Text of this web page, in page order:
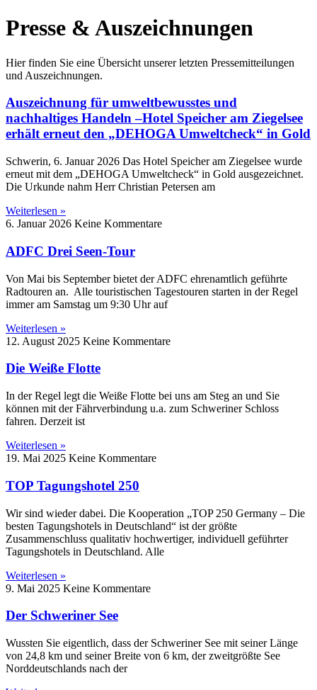
Presse & Auszeichnungen
Hier finden Sie eine Übersicht unserer letzten Pressemitteilungen
und Auszeichnungen.
Auszeichnung für umweltbewusstes und
nachhaltiges Handeln –Hotel Speicher am Ziegelsee
erhält erneut den „DEHOGA Umweltcheck“ in Gold
Schwerin, 6. Januar 2026 Das Hotel Speicher am Ziegelsee wurde
erneut mit dem „DEHOGA Umweltcheck“ in Gold ausgezeichnet.
Die Urkunde nahm Herr Christian Petersen am
Weiterlesen »
6. Januar 2026 Keine Kommentare
ADFC Drei Seen-Tour
Von Mai bis September bietet der ADFC ehrenamtlich geführte
Radtouren an. Alle touristischen Tagestouren starten in der Regel
immer am Samstag um 9:30 Uhr auf
Weiterlesen »
12. August 2025 Keine Kommentare
Die Weiße Flotte
In der Regel legt die Weiße Flotte bei uns am Steg an und Sie
können mit der Fährverbindung u.a. zum Schweriner Schloss
fahren. Derzeit ist
Weiterlesen »
19. Mai 2025 Keine Kommentare
TOP Tagungshotel 250
Wir sind wieder dabei. Die Kooperation „TOP 250 Germany – Die
besten Tagungshotels in Deutschland“ ist der größte
Zusammenschluss qualitativ hochwertiger, individuell geführter
Tagungshotels in Deutschland. Alle
Weiterlesen »
9. Mai 2025 Keine Kommentare
Der Schweriner See
Wussten Sie eigentlich, dass der Schweriner See mit seiner Länge
von 24,8 km und seiner Breite von 6 km, der zweitgrößte See
Norddeutschlands nach der